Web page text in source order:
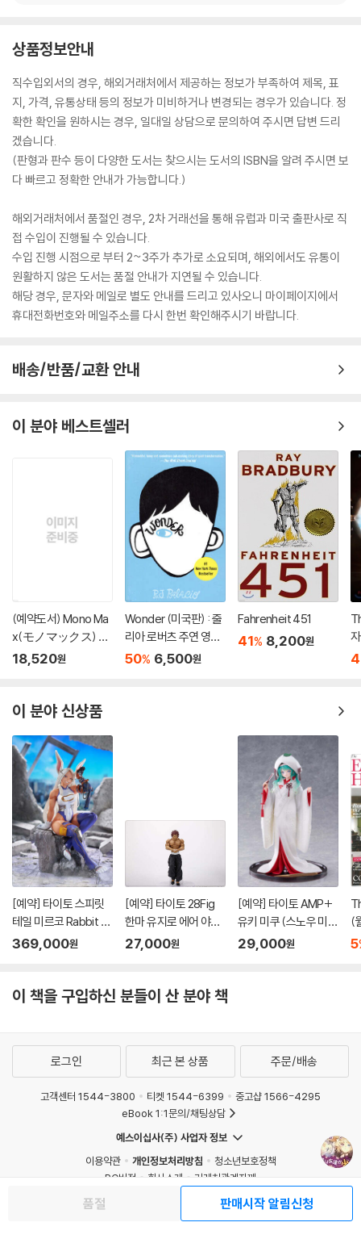
상품정보안내
직수입외서의 경우, 해외거래처에서 제공하는 정보가 부족하여 제목, 표
지, 가격, 유통상태 등의 정보가 미비하거나 변경되는 경우가 있습니다. 정
확한 확인을 원하시는 경우, 일대일 상담으로 문의하여 주시면 답변 드리
겠습니다.
(판형과 판수 등이 다양한 도서는 찾으시는 도서의 ISBN을 알려 주시면 보
다 빠르고 정확한 안내가 가능합니다.)
해외거래처에서 품절인 경우, 2차 거래선을 통해 유럽과 미국 출판사로 직
접 수입이 진행될 수 있습니다.
수입 진행 시점으로 부터 2~3주가 추가로 소요되며, 해외에서도 유통이
원활하지 않은 도서는 품절 안내가 지연될 수 있습니다.
해당 경우, 문자와 메일로 별도 안내를 드리고 있사오니 마이페이지에서
휴대전화번호와 메일주소를 다시 한번 확인해주시기 바랍니다.
배송/반품/교환 안내
이 분야 베스트셀러
(예약도서) Mono Ma
x(モノマックス) 20
26年10月號
18,520원
Wonder (미국판) : 줄
리아 로버츠 주연 영화
'원더' 원작 소설
50% 6,500원
Fahrenheit 451
41% 8,200원
자
이 분야 신상품
[예약] 타이토 스피릿
테일 미르코 Rabbit 1/
7 l 나의히어로아카데
369,000원
[예약] 타이토 28Fig
한마 유지로 에어 야식
두부 된장국 l 바키 시리
27,000원
[예약] 타이토 AMP+
유키 미쿠 (스노우 미
쿠) 올스타즈 2013 버
29,000원
(
5
이 책을 구입하신 분들이 산 분야 책
품절 판매시작 알림신청
로그인 최근 본 상품 주문/배송
고객센터 1544-3800 티켓 1544-6399
중고샵 1566-4295
eBook 1:1문의/채팅상담
예스이십사(주) 사업자 정보
이용약관
개인정보처리방침
청소년보호정책
PC버전
회사소개
거래처관계자께
Copyright © YES24 Corp. All Rights Reserved.